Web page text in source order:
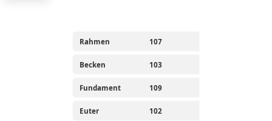
Rahmen 107
Becken 103
Fundament 109
Euter 102